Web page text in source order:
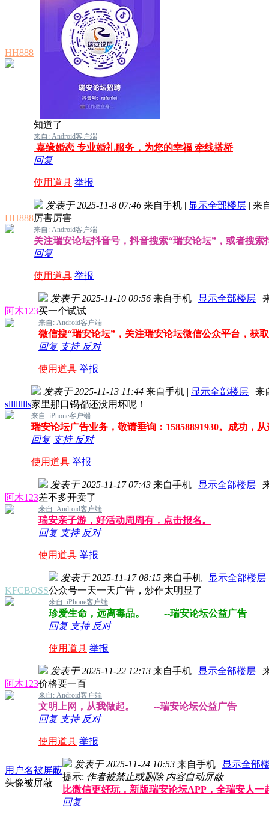
HH888
知道了
来自: Android客户端
嘉缘婚恋 专业婚礼服务，为您的幸福 牵线搭桥
回复
使用道具 举报
HH888
发表于 2025-11-8 07:46 来自手机 | 显示全部楼层 | 来
厉害厉害
来自: Android客户端
关注瑞安论坛抖音号，抖音搜索“瑞安论坛”，或者搜索
回复
使用道具 举报
阿木123
发表于 2025-11-10 09:56 来自手机 | 显示全部楼层 |
买一个试试
来自: Android客户端
微信搜“瑞安论坛”，关注瑞安论坛微信公众平台，获
回复 支持 反对
使用道具 举报
slllllllls
发表于 2025-11-13 11:44 来自手机 | 显示全部楼层 | 来
家里那口锅都还没用坏呢！
来自: iPhone客户端
瑞安论坛广告业务，敬请垂询：15858891930。成功，
回复 支持 反对
使用道具 举报
阿木123
发表于 2025-11-17 07:43 来自手机 | 显示全部楼层 |
差不多开卖了
来自: Android客户端
瑞安亲子游，好活动周周有，点击报名。
回复 支持 反对
使用道具 举报
KFCBOSS
发表于 2025-11-17 08:15 来自手机 | 显示全部楼层
公众号一天一天广告，炒作太明显了
来自: iPhone客户端
珍爱生命，远离毒品。 --瑞安论坛公益广告
回复 支持 反对
使用道具 举报
阿木123
发表于 2025-11-22 12:13 来自手机 | 显示全部楼层 |
价格要一百
来自: Android客户端
文明上网，从我做起。 --瑞安论坛公益广告
回复 支持 反对
使用道具 举报
用户名被屏蔽
头像被屏蔽
发表于 2025-11-24 10:53 来自手机 | 显示全部
提示: 作者被禁止或删除 内容自动屏蔽
比微信更好玩，新版瑞安论坛APP，全瑞安人
回复